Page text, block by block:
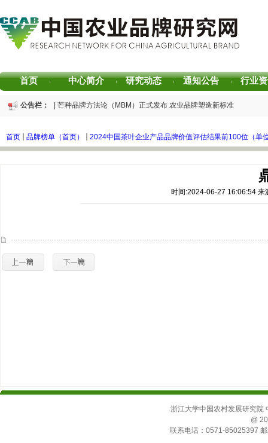
首页 | 中心简介 | 研究动态 | 通知公告 | 行业
公告栏：
重磅发布 | 芒种品牌方法论（MBM）正式发布 农业品牌塑造新标准
书香赋能乡村振兴！“耕读中国·品牌强农”主题阅读活动在杭州圆满落幕
专家观点｜建构富有持久竞争力的中国品牌生态 创新具有独特整合力的中国
首页 品牌榜单（首页） 2024中国茶叶企业产品品牌价值评估结果前100位（单
时间:2024-06-27 16:06:54 来
浙江大学中国农村发展研究院
@
联系电话：0571-85025397